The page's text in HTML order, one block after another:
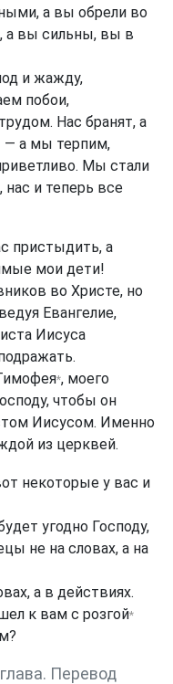
а вы обрели во
а вы сильны, вы в
и жажду,
побои,
Нас бранят, а
— а мы терпим,
Мы стали
нас и теперь все
пристыдить, а
мои дети!
во Христе, но
Евангелие,
Иисуса
*, моего
чтобы он
Иисусом. Именно
из церквей.
некоторые у вас и
угодно Господу,
не на словах, а на
а в действиях.
к вам с розгой*
Перевод